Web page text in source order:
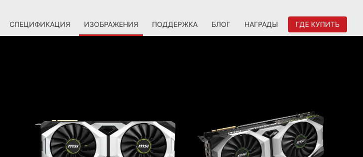
СПЕЦИФИКАЦИЯ ИЗОБРАЖЕНИЯ ПОДДЕРЖКА БЛОГ НАГРАДЫ ГДЕ КУПИТЬ